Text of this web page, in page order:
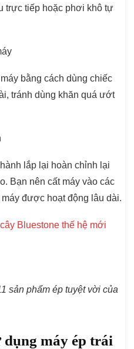
trực tiếp hoặc phơi khô tự
bằng cách dùng chiếc
tránh dùng khăn quá ướt
lắp lại hoàn chỉnh lại
Bạn nên cất máy vào các
được hoạt động lâu dài.
Bluestone thế hệ mới
sản phẩm ép tuyệt vời của
máy ép trái